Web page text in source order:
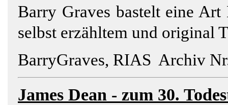
Barry Graves bastelt eine Art
selbst erzähltem und original
BarryGraves, RIAS Archiv
James Dean - zum 30.